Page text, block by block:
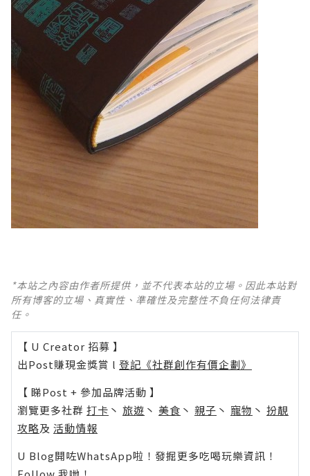
*本站之內容由作者所提供，並不代表本站的立場。因此本站對
所有博客的立場、真實性、準確性及完整性不負任何法律責
任。
【 U Creator 招募 】
出Post賺現金獎賞 l 登記《社群創作有價企劃》
【 睇Post + 參加品牌活動 】
瀏覽更多社群 打卡 丶 旅遊 丶 美食 丶 親子 丶 寵物 丶 扮靚
攻略及 活動情報
U Blog開咗WhatsApp啦！發掘更多吃喝玩樂資訊！